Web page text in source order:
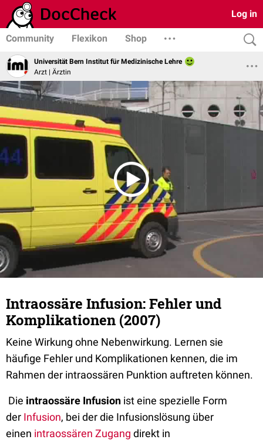
Log in
Community Flexikon Shop
Universität Bern Institut für Medizinische Lehre
Arzt | Ärztin
Intraossäre Infusion: Fehler und
Komplikationen (2007)
Keine Wirkung ohne Nebenwirkung. Lernen sie
häufige Fehler und Komplikationen kennen, die im
Rahmen der intraossären Punktion auftreten können.
Die intraossäre Infusion ist eine spezielle Form
der Infusion, bei der die Infusionslösung über
einen intraossären Zugang direkt in